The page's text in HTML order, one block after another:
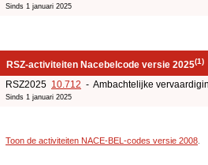
Sinds 1 januari 2025
RSZ-activiteiten Nacebelcode versie 2025(1)
RSZ2025 10.712 - Ambachtelijke
Sinds 1 januari 2025
Toon de activiteiten NACE-BEL-codes versie 2008